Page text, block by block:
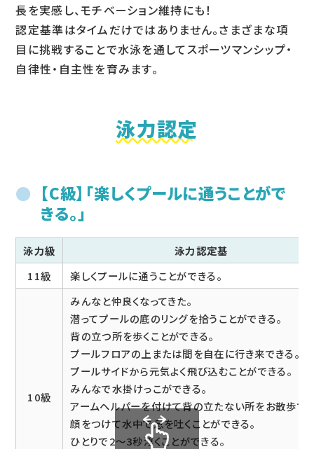
長を実感し、モチベーション維持にも！
認定基準はタイムだけではありません。さまざまな項
目に挑戦することで水泳を通してスポーツマンシップ・
自律性・自主性を育みます。
泳力認定
【C級】「楽しくプールに通うことがで
きる。」
泳力級
泳力認定基
11級
楽しくプールに通うことができる。
10級
みんなと仲良くなってきた。
潜ってプールの底のリングを拾うことができる。
背の立つ所を歩くことができる。
プールフロアの上または間を自在に行き来できる。
プールサイドから元気よく飛び込むことができる。
みんなで水掛けっこができる。
アームヘルパーを付けて背の立たない所をお散歩で
顔をつけて水中で息を吐くことができる。
ひとりで2～3秒浮くことができる。